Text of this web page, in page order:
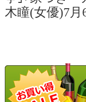
木瞳(女優)7月